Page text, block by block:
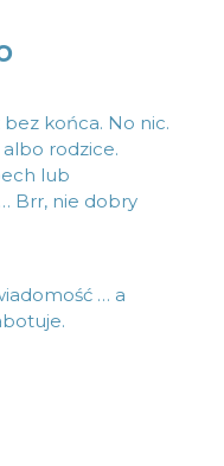
bez końca. No nic.
albo rodzice.
lub
Brr, nie dobry
… a